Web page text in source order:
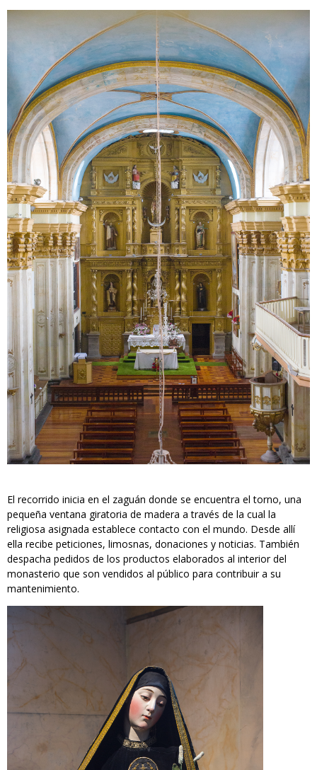
El recorrido inicia en el zaguán donde se encuentra el torno, una
pequeña ventana giratoria de madera a través de la cual la
religiosa asignada establece contacto con el mundo. Desde allí
ella recibe peticiones, limosnas, donaciones y noticias. También
despacha pedidos de los productos elaborados al interior del
monasterio que son vendidos al público para contribuir a su
mantenimiento.